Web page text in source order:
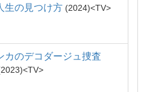
生の見つけ方 2024 TV
カのデコダージュ捜査
2023
TV